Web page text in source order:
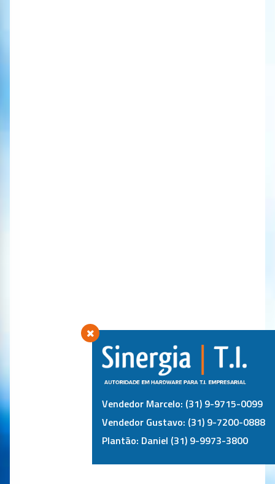
Vendedor Marcelo: (31) 9-9715-0099
Vendedor Gustavo: (31) 9-7200-0888
Plantão: Daniel (31) 9-9973-3800